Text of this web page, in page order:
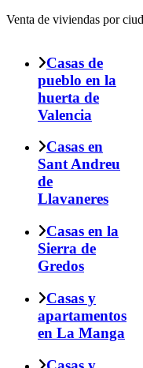
Venta de viviendas por
Casas de
pueblo en la
huerta de
Valencia
Casas en
Sant Andreu
de
Llavaneres
Casas en la
Sierra de
Gredos
Casas y
apartamentos
en La Manga